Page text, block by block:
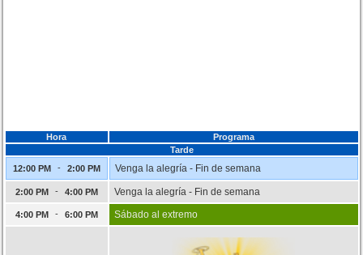
Hora
Programa
Tarde
12:00 PM
- 2:00 PM Venga la alegría - Fin de semana
2:00 PM - 4:00 PM Venga la alegría - Fin de semana
4:00 PM - 6:00 PM Sábado al extremo